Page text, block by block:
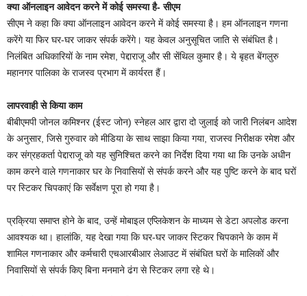
क्या ऑनलाइन आवेदन करने में कोई समस्या है- सीएम
सीएम ने कहा कि क्या ऑनलाइन आवेदन करने में कोई समस्या है। हम ऑनलाइन गणना
करेंगे या फिर घर-घर जाकर संपर्क करेंगे। यह केवल अनुसूचित जाति से संबंधित है।
निलंबित अधिकारियों के नाम रमेश, पेद्दाराजू और सी सेंथिल कुमार है। ये बृहत बेंगलुरु
महानगर पालिका के राजस्व प्रभाग में कार्यरत हैं।
लापरवाही से किया काम
बीबीएमपी जोनल कमिश्नर (ईस्ट जोन) स्नेहल आर द्वारा दो जुलाई को जारी निलंबन आदेश
के अनुसार, जिसे गुरुवार को मीडिया के साथ साझा किया गया, राजस्व निरीक्षक रमेश और
कर संग्रहकर्ता पेद्दाराजू को यह सुनिश्चित करने का निर्देश दिया गया था कि उनके अधीन
काम करने वाले गणनाकार घर के निवासियों से संपर्क करने और यह पुष्टि करने के बाद घरों
पर स्टिकर चिपकाएं कि सर्वेक्षण पूरा हो गया है।
प्रक्रिया समाप्त होने के बाद, उन्हें मोबाइल एप्लिकेशन के माध्यम से डेटा अपलोड करना
आवश्यक था। हालांकि, यह देखा गया कि घर-घर जाकर स्टिकर चिपकाने के काम में
शामिल गणनाकार और कर्मचारी एचआरबीआर लेआउट में संबंधित घरों के मालिकों और
निवासियों से संपर्क किए बिना मनमाने ढंग से स्टिकर लगा रहे थे।